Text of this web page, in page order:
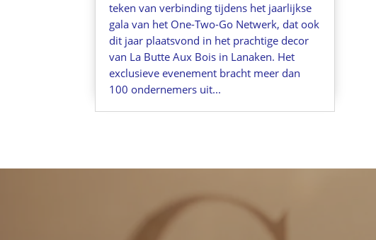
teken van verbinding tijdens het jaarlijkse
gala van het One-Two-Go Netwerk, dat ook
dit jaar plaatsvond in het prachtige decor
van La Butte Aux Bois in Lanaken. Het
exclusieve evenement bracht meer dan
100 ondernemers uit...